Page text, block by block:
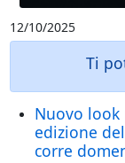
12/10/2025
Ti
Nuovo look
edizione
corre